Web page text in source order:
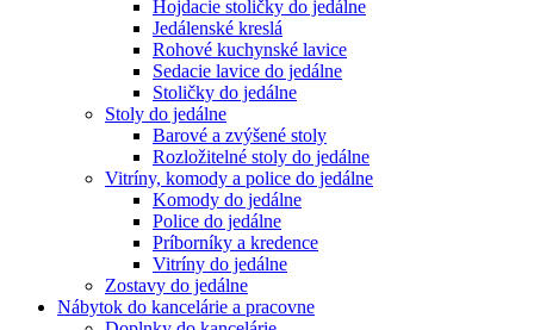
Hojdacie stoličky do jedálne
Jedálenské kreslá
Rohové kuchynské lavice
Sedacie lavice do jedálne
Stoličky do jedálne
Stoly do jedálne
Barové a zvýšené stoly
Rozložitelné stoly do jedálne
Vitríny, komody a police do jedálne
Komody do jedálne
Police do jedálne
Príborníky a kredence
Vitríny do jedálne
Zostavy do jedálne
Nábytok do kancelárie a pracovne